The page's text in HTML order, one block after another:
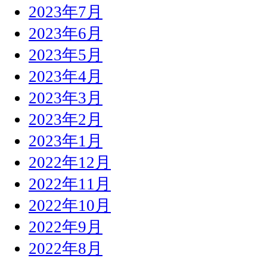
2023年7月
2023年6月
2023年5月
2023年4月
2023年3月
2023年2月
2023年1月
2022年12月
2022年11月
2022年10月
2022年9月
2022年8月